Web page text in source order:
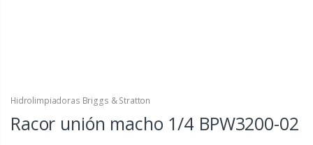
Hidrolimpiadoras Briggs & Stratton
Racor unión macho 1/4 BPW3200-02